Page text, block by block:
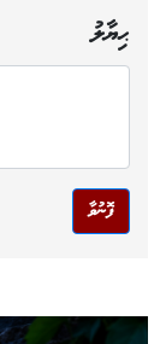
ޙިޔާލު
ފޮނުވާ